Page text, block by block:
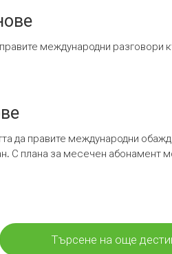
международни
да правите международни
С плана за месечен абонамент
Търсене на още